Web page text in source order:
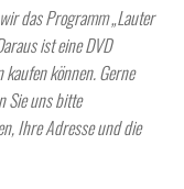
das Programm „Lauter
ist eine DVD
können. Gerne
Sie uns bitte
Ihre Adresse und die